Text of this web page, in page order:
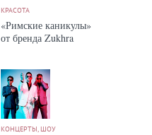
КРАСОТА
«Римские каникулы»
от бренда Zukhra
КОНЦЕРТЫ, ШОУ